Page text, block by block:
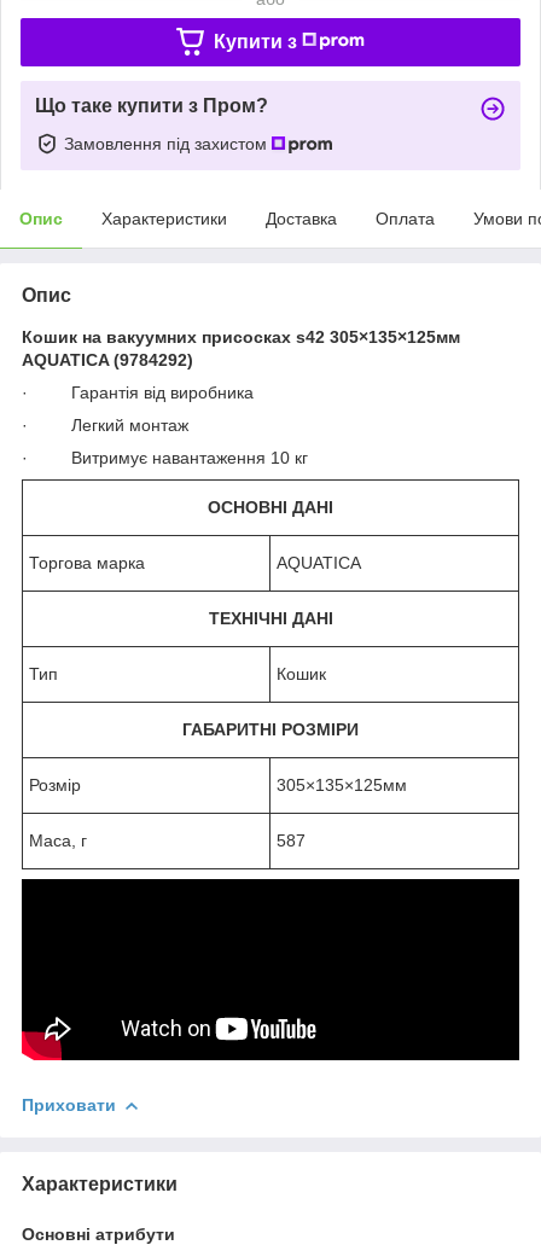
Купити з
Що таке купити з Пром?
Замовлення під захистом
Опис Характеристики Доставка Оплата Умови
Опис
Кошик на вакуумних присосках s42 305×135×125мм
AQUATICA (9784292)
· Гарантія від виробника
· Легкий монтаж
· Витримує навантаження 10 кг
ОСНОВНІ ДАНІ
Торгова марка AQUATICA
ТЕХНІЧНІ ДАНІ
Тип Кошик
ГАБАРИТНІ РОЗМІРИ
Розмір 305×135×125мм
Маса, г 587
Приховати
Характеристики
Основні атрибути